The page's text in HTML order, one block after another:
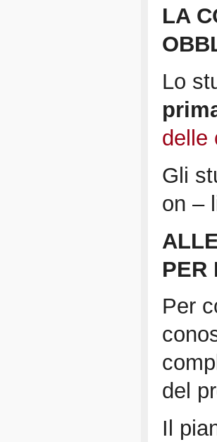
LA
Lo
delle
Gli
on –
PER
Per
del
Il